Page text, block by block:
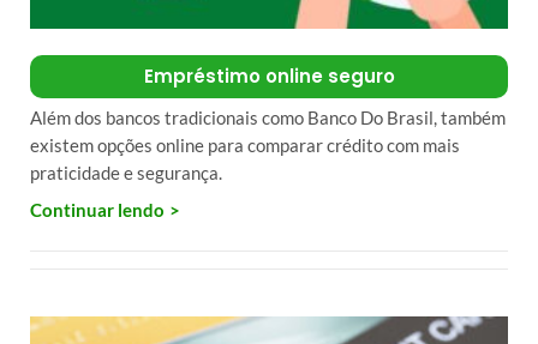
Empréstimo online seguro
Além dos bancos tradicionais como Banco Do Brasil, também
existem opções online para comparar crédito com mais
praticidade e segurança.
Continuar lendo